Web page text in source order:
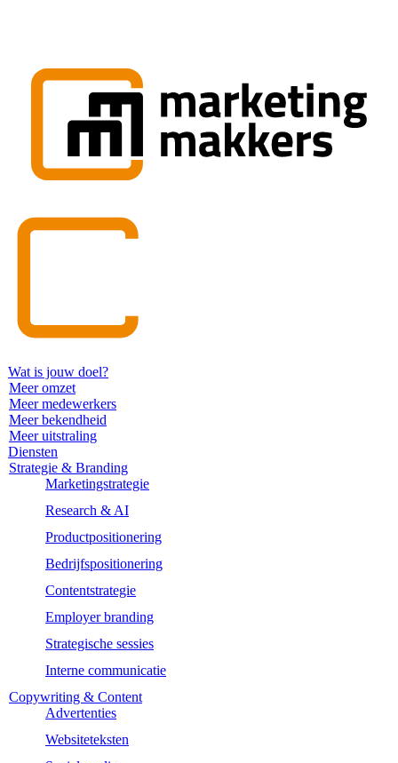
Wat is jouw doel?
Meer omzet
Meer medewerkers
Meer bekendheid
Meer uitstraling
Diensten
Strategie & Branding
Marketingstrategie
Research & AI
Productpositionering
Bedrijfspositionering
Contentstrategie
Employer branding
Strategische sessies
Interne communicatie
Copywriting & Content
Advertenties
Websiteteksten